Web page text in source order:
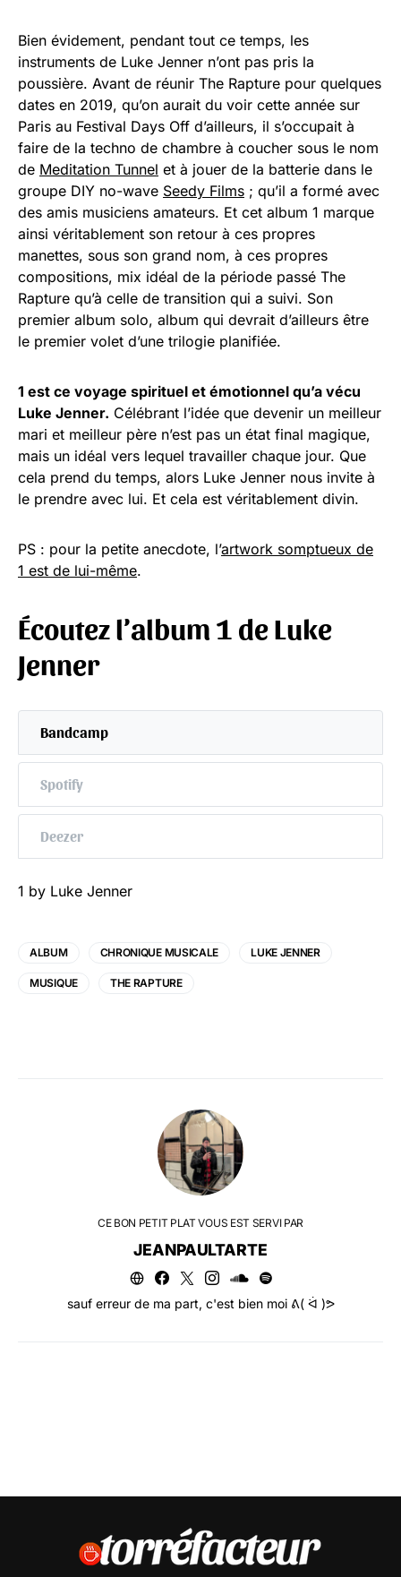
Bien évidement, pendant tout ce temps, les
instruments de Luke Jenner n’ont pas pris la
poussière. Avant de réunir The Rapture pour quelques
dates en 2019, qu’on aurait du voir cette année sur
Paris au Festival Days Off d’ailleurs, il s’occupait à
faire de la techno de chambre à coucher sous le nom
de Meditation Tunnel et à jouer de la batterie dans le
groupe DIY no-wave Seedy Films ; qu’il a formé avec
des amis musiciens amateurs. Et cet album 1 marque
ainsi véritablement son retour à ces propres
manettes, sous son grand nom, à ces propres
compositions, mix idéal de la période passé The
Rapture qu’à celle de transition qui a suivi. Son
premier album solo, album qui devrait d’ailleurs être
le premier volet d’une trilogie planifiée.
1 est ce voyage spirituel et émotionnel qu’a vécu
Luke Jenner. Célébrant l’idée que devenir un meilleur
mari et meilleur père n’est pas un état final magique,
mais un idéal vers lequel travailler chaque jour. Que
cela prend du temps, alors Luke Jenner nous invite à
le prendre avec lui. Et cela est véritablement divin.
PS : pour la petite anecdote, l’artwork somptueux de
1 est de lui-même.
Écoutez l’album 1 deLuke
Jenner
Bandcamp
Spotify
Deezer
1 by Luke Jenner
ALBUM CHRONIQUE MUSICALE LUKE JENNER
MUSIQUE THE RAPTURE
CE BON PETIT PLAT VOUS EST SERVI PAR
JEANPAULTARTE
sauf erreur de ma part, c'est bien moi ᕕ( ᐛ )ᕗ